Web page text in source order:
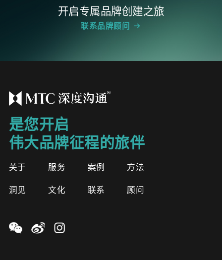
开启专属品牌创建之旅
联系品牌顾问
是您开启
伟大品牌征程的旅伴
关于 服务 案例
方法
洞见
文化 联系 顾问